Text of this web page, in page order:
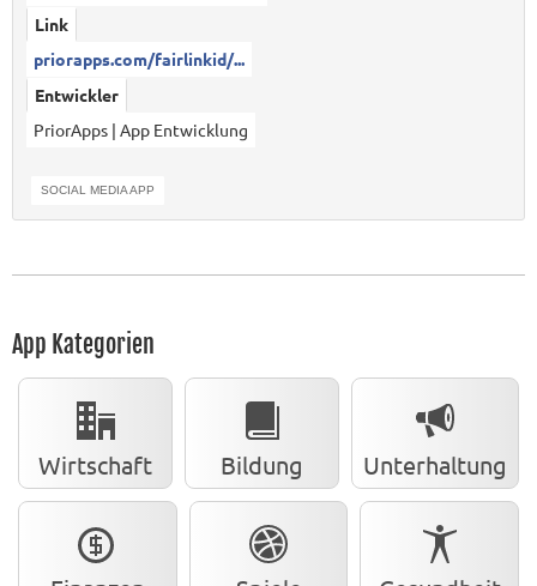
Link
priorapps.com/fairlinkid/...
Entwickler
PriorApps | App Entwicklung
SOCIAL MEDIA APP
App Kategorien
Wirtschaft Bildung Unterhaltung